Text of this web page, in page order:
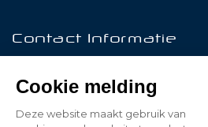
Contact Informatie
Cookie melding
Deze website maakt gebruik van